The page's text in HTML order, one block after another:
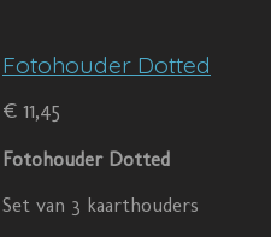
Fotohouder Dotted
€ 11,45
Fotohouder Dotted
Set van 3 kaarthouders